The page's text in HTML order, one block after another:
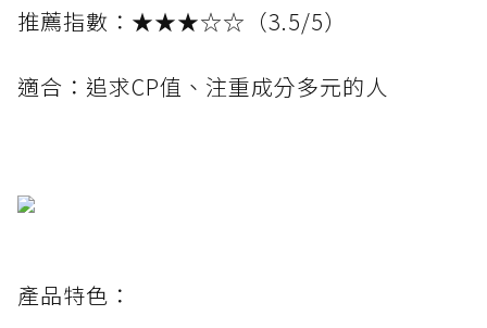
推薦指數：★★★☆☆（3.5/5）
適合：追求CP值、注重成分多元的人
產品特色：